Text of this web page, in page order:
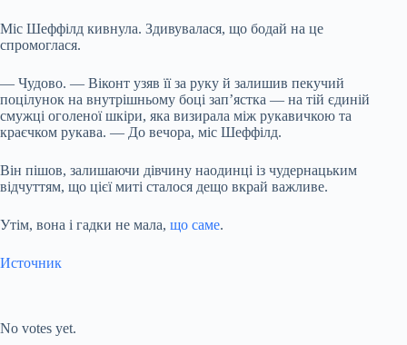
Міс Шеффілд кивнула. Здивувалася, що бодай на це
спромоглася.
— Чудово. — Віконт узяв її за руку й залишив пекучий
поцілунок на внутрішньому боці зап’ястка — на тій єдиній
смужці оголеної шкіри, яка визирала між рукавичкою та
краєчком рукава. — До вечора, міс Шеффілд.
Він пішов, залишаючи дівчину наодинці із чудернацьким
відчуттям, що цієї миті сталося дещо вкрай важливе.
Утім, вона і гадки не мала, що саме.
Источник
No votes yet.